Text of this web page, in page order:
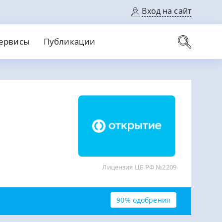
Вход на сайт
Без кредитной истории
На длительный срок
Публикации
Лицензия ЦБ РФ №2209
90% одобрения